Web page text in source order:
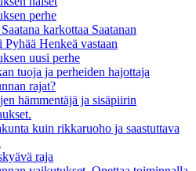
perhe
karkottaa Saatanan
Pyhää Henkeä vastaan
uusi perhe
tuoja ja perheiden hajottaja
rajat?
hämmentäjä ja sisäpiirin
kuin rikkaruoho ja saastuttava
raja